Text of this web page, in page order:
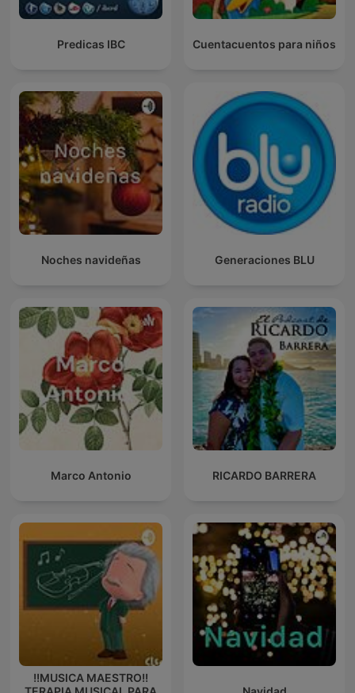
Predicas IBC Cuentacuentos para niños
Noches navideñas Generaciones BLU
Marco Antonio RICARDO BARRERA
!!MUSICA MAESTRO!!